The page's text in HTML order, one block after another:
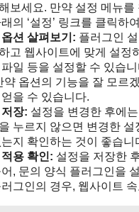
보세요. 만약 설정 메뉴를
의 ‘설정’ 링크를 클릭하
션 살펴보기: 플러그인
고 웹사이트에 맞게 설정
일 등을 설정할 수 있습
약 옵션의 기능을 잘 모르
을 수 있습니다.
장: 설정을 변경한 후에
누르지 않으면 변경한
지 확인하는 것이 좋습니
용 확인: 설정을 저장한
, 문의 양식 플러그인을
그인의 경우, 웹사이트